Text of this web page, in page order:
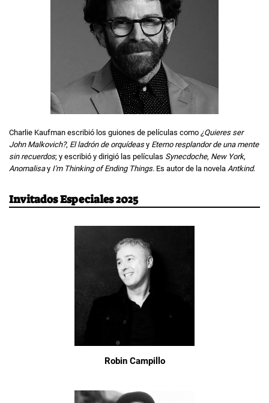
Charlie Kaufman escribió los guiones de películas como ¿Quieres ser
John Malkovich?, El ladrón de orquídeasy Eterno resplandor de una mente
sin recuerdos; y escribió y dirigió las películas Synecdoche, New York,
Anomalisay I'm Thinking of Ending Things. Es autor de la novela Antkind.
Invitados Especiales 2025
Robin Campillo